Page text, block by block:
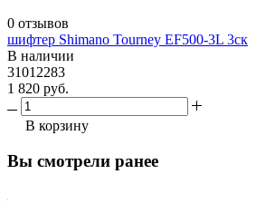
0 отзывов
шифтер Shimano Tourney EF500-3L 3ск
В наличии
31012283
1 820 руб.
В корзину
Вы смотрели ранее